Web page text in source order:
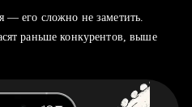
— его сложно не заметить.
раньше конкурентов, выше